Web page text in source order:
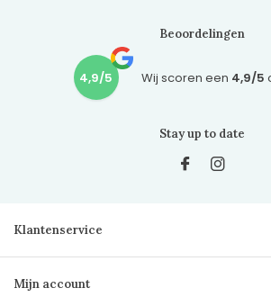
Beoordelingen
4,9/5 Wij scoren een 4,9/5
Stay up to date
Klantenservice
Mijn account